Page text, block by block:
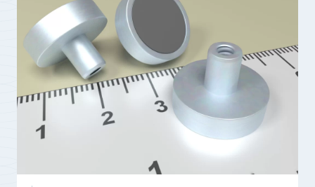
foro
filettato
M3
quantità